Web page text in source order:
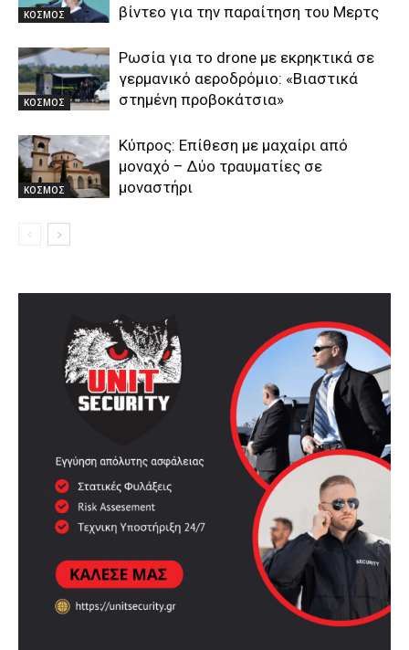
ΚΟΣΜΟΣ βίντεο για την παραίτηση του Μερτς
ΚΟΣΜΟΣ
Ρωσία για το drone με εκρηκτικά σε
γερμανικό αεροδρόμιο: «Βιαστικά
στημένη προβοκάτσια»
ΚΟΣΜΟΣ
Κύπρος: Επίθεση με μαχαίρι από
μοναχό – Δύο τραυματίες σε
μοναστήρι